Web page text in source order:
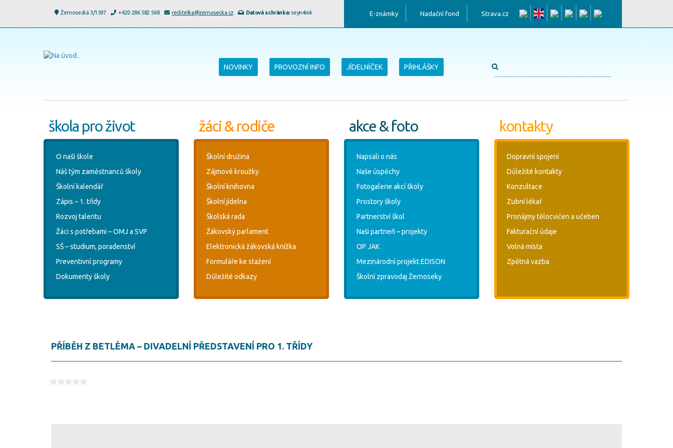
Žernosecká 3/1597 +420 286 582 568 reditelka@zernosecka.cz Datová schránka:seyn4mk E-známky Nadační fond Strava.cz
NOVINKY PROVOZNÍ INFO JÍDELNÍČEK PŘIHLÁŠKY
škola pro život
O naší škole
Náš tým zaměstnanců školy
Školní kalendář
Zápis – 1. třídy
Rozvoj talentu
Žáci s potřebami – OMJ a SVP
SŠ – studium, poradenství
Preventivní programy
Dokumenty školy
žáci & rodiče
Školní družina
Zájmové kroužky
Školní knihovna
Školní jídelna
Školská rada
Žákovský parlament
Elektronická žákovská knížka
Formuláře ke stažení
Důležité odkazy
akce & foto
Napsali o nás
Naše úspěchy
Fotogalerie akcí školy
Prostory školy
Partnerství škol
Naši partneři – projekty
OP JAK
Mezinárodní projekt EDISON
Školní zpravodaj Žernoseky
kontakty
Dopravní spojení
Důležité kontakty
Konzultace
Zubní lékař
Pronájmy tělocvičen a učeben
Fakturační údaje
Volná místa
Zpětná vazba
PŘÍBĚH Z BETLÉMA – DIVADELNÍ PŘEDSTAVENÍ PRO 1. TŘÍDY